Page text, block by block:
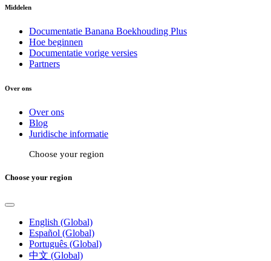
Middelen
Documentatie Banana Boekhouding Plus
Hoe beginnen
Documentatie vorige versies
Partners
Over ons
Over ons
Blog
Juridische informatie
Choose your region
Choose your region
English (Global)
Español (Global)
Português (Global)
中文 (Global)